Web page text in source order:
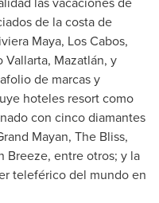
de la costa de
Maya, Los Cabos,
Vallarta, Mazatlán, y
de marcas y
hoteles resort como
con cinco diamantes
Mayan, The Bliss,
Breeze, entre otros; y la
teleférico del mundo en